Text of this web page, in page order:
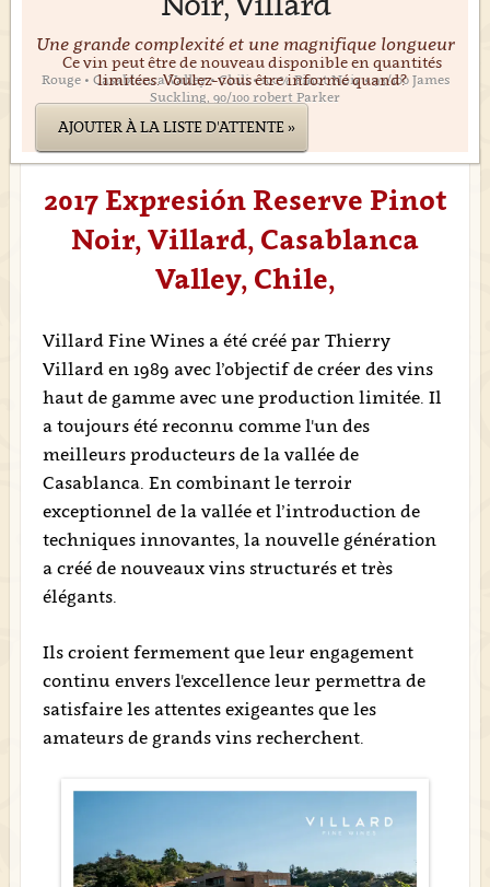
Une grande complexité et une magnifique longueur
Rouge • Casablanca Valley • Chili • 100% Pinot Noir • 93/100 James
Suckling, 90/100 robert Parker
Ce vin peut être de nouveau disponible en quantités
limitées. Voulez-vous être informé quand?
AJOUTER À LA LISTE D'ATTENTE »
2017 Expresión Reserve Pinot
Noir, Villard, Casablanca
Valley, Chile,
Villard Fine Wines a été créé par Thierry
Villard en 1989 avec l’objectif de créer des vins
haut de gamme avec une production limitée. Il
a toujours été reconnu comme l'un des
meilleurs producteurs de la vallée de
Casablanca. En combinant le terroir
exceptionnel de la vallée et l’introduction de
techniques innovantes, la nouvelle génération
a créé de nouveaux vins structurés et très
élégants.
Ils croient fermement que leur engagement
continu envers l'excellence leur permettra de
satisfaire les attentes exigeantes que les
amateurs de grands vins recherchent.